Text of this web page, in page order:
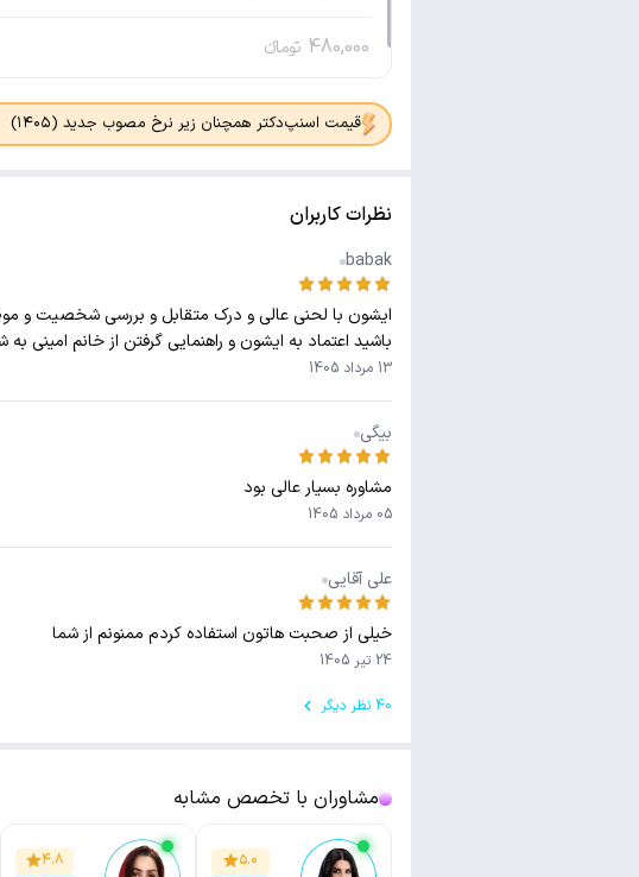
480,000 تومانء
قیمت اسنپ‌دکتر همچنان زیر نرخ مصوب جدید (۱۴۰۵)
نظرات کاربران
babak
ایشون با لحنی عالی و درک متقابل و بررسی شخصیت و
باشید اعتماد به ایشون و راهنمایی گرفتن از خانم امینی
13 مرداد 1405
بیگی
مشاوره بسیار عالی بود
05 مرداد 1405
علی آقایی
خیلی از صحبت هاتون استفاده کردم ممنونم از شما
24 تیر 1405
40 نظر دیگر
مشاوران با تخصص مشابه
۵.۰
۴.۸